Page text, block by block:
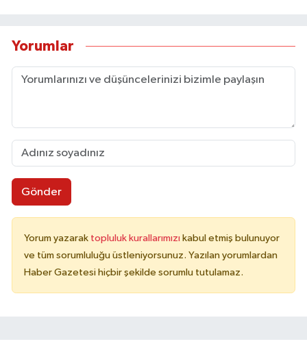
Yorumlar
Gönder
Yorum yazarak topluluk kurallarımızı kabul etmiş bulunuyor
ve tüm sorumluluğu üstleniyorsunuz. Yazılan yorumlardan
Haber Gazetesi hiçbir şekilde sorumlu tutulamaz.